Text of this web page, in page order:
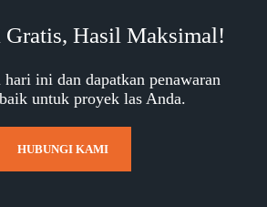
Hasil Maksimal!
ini dan dapatkan penawaran
untuk proyek las Anda.
HUBUNGI KAMI